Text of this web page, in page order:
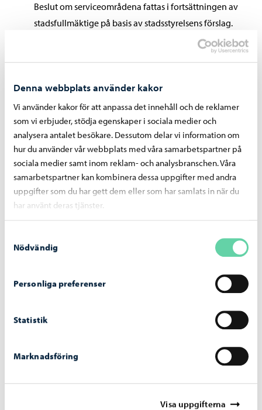
Denna webbplats använder kakor
Vi använder kakor för att anpassa det innehåll och de reklamer
som vi erbjuder, stödja egenskaper i sociala medier och
analysera antalet besökare. Dessutom delar vi information om
hur du använder vår webbplats med våra samarbetspartner på
sociala medier samt inom reklam- och analysbranschen. Våra
samarbetspartner kan kombinera dessa uppgifter med andra
uppgifter som du har gett dem eller som har samlats in när du
har använt deras tjänster.
Nödvändig
Personliga preferenser
Statistik
Marknadsföring
Visa uppgifterna
Beslut om serviceområdena fattas i fortsättningen av
stadsfullmäktige på basis av stadsstyrelsens förslag.
ändringar i anslutning till detta, varefter
förvaltningsstadgans punkt 38.5 Nämnden för
växande och lärande i fråga om behörigheten skrivs
som följer: [Nämnden för växande och lärande]
beslutar om anvisningarna för elevupptagning.
Eftersom de föreslagna strukturella åtgärderna inte
fyller målen som ställts i ekonomins produktivitets-
och balanseringsprogram, så ska senast i slutet av
för växande och lärande. Av de nya åtgärderna ska
undervisningsmaterial, timramen och annat sådant
undervisningen.
grupper i lågstadiet är 21 elever (vid motiverade fall
Stadsstyrelsen beslutade enhälligt följande anteckning i